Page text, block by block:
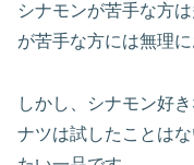
シナモンが苦手な方
が苦手な方には無理に
しかし、シナモン好
ナツは試したことは